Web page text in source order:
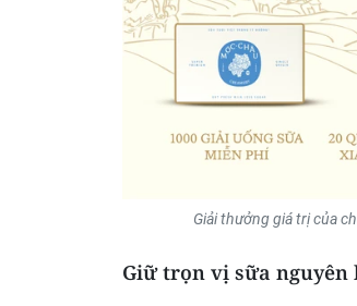
Giải thưởng giá trị của
Giữ trọn vị sữa nguyên